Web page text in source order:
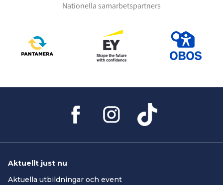
Nationella samarbetspartners
Aktuellt just nu
Aktuella utbildningar och event